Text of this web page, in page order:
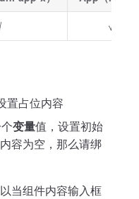
√
置占位内容
变量值，设置初始
容为空，那么请绑
当组件内容输入框